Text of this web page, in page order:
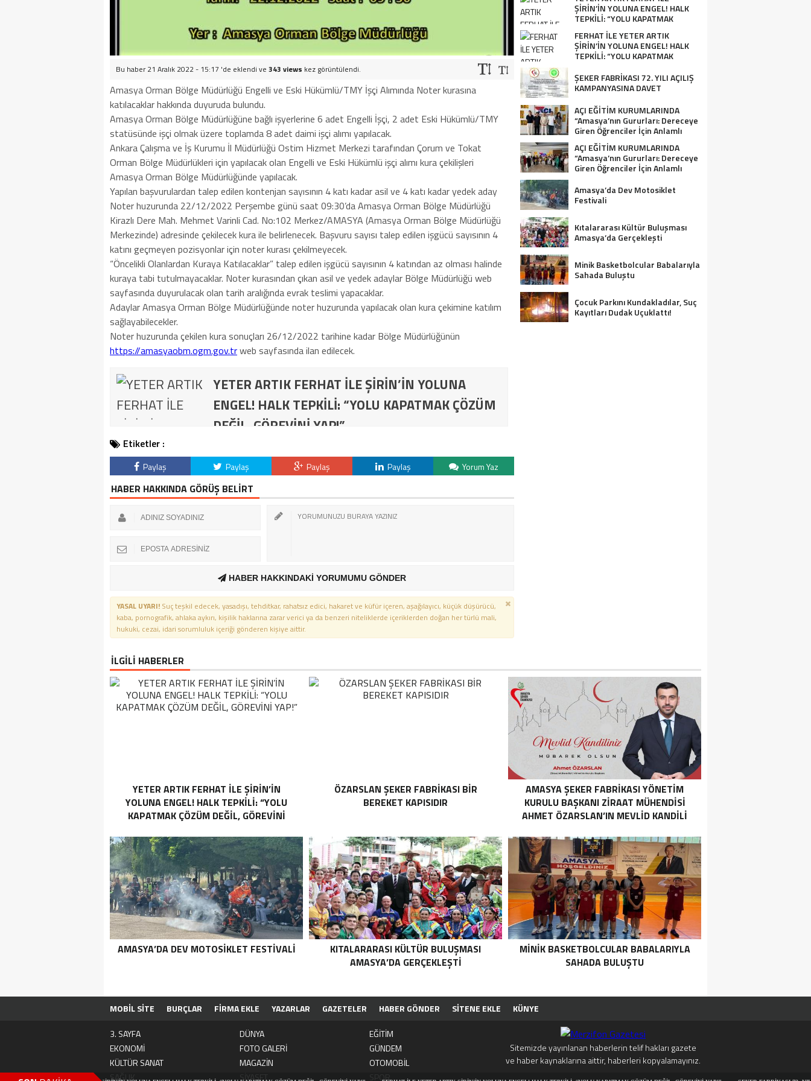
Bu haber 21 Aralık 2022 - 15:17 'de eklendi ve 343 views kez görüntülendi.
Amasya Orman Bölge Müdürlüğü Engelli ve Eski Hükümlü/TMY İşçi Alımında Noter kurasına
katılacaklar hakkında duyuruda bulundu.
Amasya Orman Bölge Müdürlüğüne bağlı işyerlerine 6 adet Engelli İşçi, 2 adet Eski Hükümlü/TMY
statüsünde işçi olmak üzere toplamda 8 adet daimi işçi alımı yapılacak.
Ankara Çalışma ve İş Kurumu İl Müdürlüğü Ostim Hizmet Merkezi tarafından Çorum ve Tokat
Orman Bölge Müdürlükleri için yapılacak olan Engelli ve Eski Hükümlü işçi alımı kura çekilişleri
Amasya Orman Bölge Müdürlüğünde yapılacak.
Yapılan başvurulardan talep edilen kontenjan sayısının 4 katı kadar asil ve 4 katı kadar yedek aday
Noter huzurunda 22/12/2022 Perşembe günü saat 09:30’da Amasya Orman Bölge Müdürlüğü
Kirazlı Dere Mah. Mehmet Varinli Cad. No:102 Merkez/AMASYA (Amasya Orman Bölge Müdürlüğü
Merkezinde) adresinde çekilecek kura ile belirlenecek. Başvuru sayısı talep edilen işgücü sayısının 4
katını geçmeyen pozisyonlar için noter kurası çekilmeyecek.
“Öncelikli Olanlardan Kuraya Katılacaklar” talep edilen işgücü sayısının 4 katından az olması halinde
kuraya tabi tutulmayacaklar. Noter kurasından çıkan asil ve yedek adaylar Bölge Müdürlüğü web
sayfasında duyurulacak olan tarih aralığında evrak teslimi yapacaklar.
Adaylar Amasya Orman Bölge Müdürlüğünde noter huzurunda yapılacak olan kura çekimine katılım
sağlayabilecekler.
Noter huzurunda çekilen kura sonuçları 26/12/2022 tarihine kadar Bölge Müdürlüğünün
https://amasyaobm.ogm.gov.trweb sayfasında ilan edilecek.
YETER ARTIK FERHAT İLE ŞİRİN’İN YOLUNA
ENGEL! HALK TEPKİLİ: “YOLU KAPATMAK ÇÖZÜM
DEĞİL, GÖREVİNİ YAP!”
Etiketler :
Paylaş Paylaş Paylaş Paylaş Yorum Yaz
HABER HAKKINDA GÖRÜŞ BELİRT
HABER HAKKINDAKİ YORUMUMU GÖNDER
YASAL UYARI! Suç teşkil edecek, yasadışı, tehditkar, rahatsız edici, hakaret ve küfür içeren, aşağılayıcı, küçük düşürücü,
kaba, pornografik, ahlaka aykırı, kişilik haklarına zarar verici ya da benzeri niteliklerde içeriklerden doğan her türlü mali,
hukuki, cezai, idari sorumluluk içeriği gönderen kişiye aittir.
ŞİRİN’İN YOLUNA ENGEL! HALK
TEPKİLİ: “YOLU KAPATMAK
ÇÖZÜM DEĞİL, GÖREVİNİ YAP!”
FERHAT İLE YETER ARTIK
ŞİRİN’İN YOLUNA ENGEL! HALK
TEPKİLİ: “YOLU KAPATMAK
ŞEKER FABRİKASI 72. YILI AÇILIŞ
KAMPANYASINA DAVET
AÇI EĞİTİM KURUMLARINDA
“Amasya’nın Gururları: Dereceye
Giren Öğrenciler İçin Anlamlı
Tören”
AÇI EĞİTİM KURUMLARINDA
“Amasya’nın Gururları: Dereceye
Giren Öğrenciler İçin Anlamlı
Amasya’da Dev Motosiklet
Festivali
Kıtalararası Kültür Buluşması
Amasya’da Gerçekleşti
Minik Basketbolcular Babalarıyla
Sahada Buluştu
Çocuk Parkını Kundakladılar, Suç
Kayıtları Dudak Uçuklattı!
İLGİLİ HABERLER
YETER ARTIK FERHAT İLE ŞİRİN’İN
YOLUNA ENGEL! HALK TEPKİLİ: “YOLU
KAPATMAK ÇÖZÜM DEĞİL, GÖREVİNİ
ÖZARSLAN ŞEKER FABRİKASI BİR
BEREKET KAPISIDIR
AMASYA ŞEKER FABRIKASI YÖNETIM
KURULU BAŞKANI ZIRAAT MÜHENDISI
AHMET ÖZARSLAN’IN MEVLID KANDILI
AMASYA’DA DEV MOTOSIKLET FESTIVALI
KITALARARASI KÜLTÜR BULUŞMASI
AMASYA’DA GERÇEKLEŞTI
MINIK BASKETBOLCULAR BABALARIYLA
SAHADA BULUŞTU
MOBİL SİTE BURÇLAR FİRMA EKLE YAZARLAR GAZETELER HABER GÖNDER SİTENE EKLE
KÜNYE
3. SAYFA
DÜNYA
EĞİTİM
EKONOMİ
FOTO GALERİ
GÜNDEM
KÜLTÜR SANAT
MAGAZİN
OTOMOBİL
SAĞLIK
SİYASET SPOR
Sitemizde yayınlanan haberlerin telif hakları gazete
ve haber kaynaklarına aittir, haberleri kopyalamayınız.